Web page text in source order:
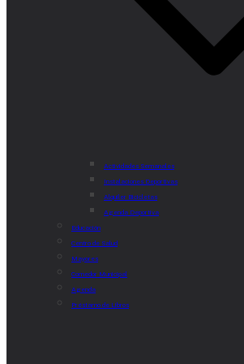
Actividades Semanales
Instalaciones Deportivas
Alquiler Bicicletas
Agenda Deportiva
Educación
Centro de Salud
Mayores
Comedor Municipal
Agenda
Préstamo de Libros